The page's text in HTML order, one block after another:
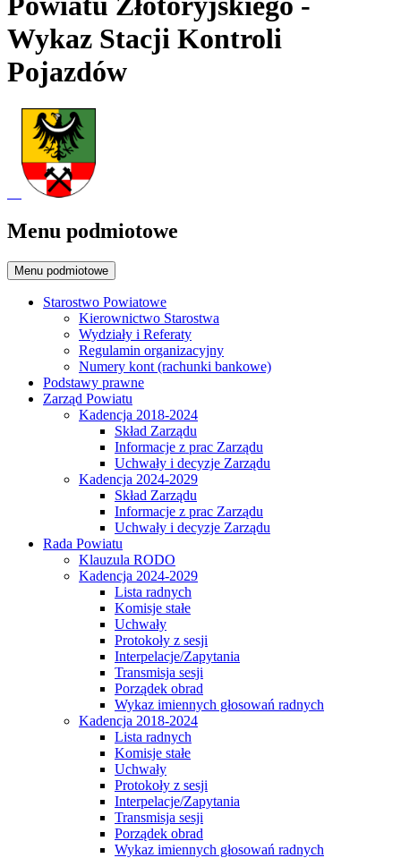
Wykaz Stacji Kontroli
Pojazdów
Menu podmiotowe
Menu podmiotowe
Starostwo Powiatowe
Kierownictwo Starostwa
Wydziały i Referaty
Regulamin organizacyjny
Numery kont (rachunki bankowe)
Podstawy prawne
Zarząd Powiatu
Kadencja 2018-2024
Skład Zarządu
Informacje z prac Zarządu
Uchwały i decyzje Zarządu
Kadencja 2024-2029
Skład Zarządu
Informacje z prac Zarządu
Uchwały i decyzje Zarządu
Rada Powiatu
Klauzula RODO
Kadencja 2024-2029
Lista radnych
Komisje stałe
Uchwały
Protokoły z sesji
Interpelacje/Zapytania
Transmisja sesji
Porządek obrad
Wykaz imiennych głosowań radnych
Kadencja 2018-2024
Lista radnych
Komisje stałe
Uchwały
Protokoły z sesji
Interpelacje/Zapytania
Transmisja sesji
Porządek obrad
Wykaz imiennych głosowań radnych